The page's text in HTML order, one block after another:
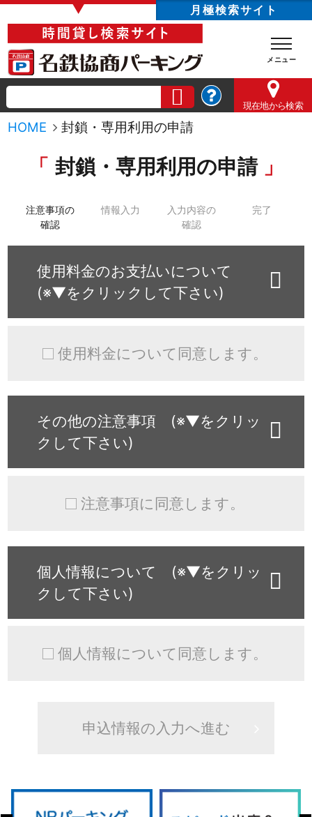
▼ 月極検索サイト
現在地から検索
HOME 封鎖・専用利用の申請
封鎖・専用利用の申請
注意事項の
確認
情報入力
入力内容の
確認
完了
使用料金のお支払いについて
(※▼をクリックして下さい)
使用料金について同意します。
その他の注意事項 (※▼をクリッ
クして下さい)
注意事項に同意します。
個人情報について (※▼をクリッ
クして下さい)
個人情報について同意します。